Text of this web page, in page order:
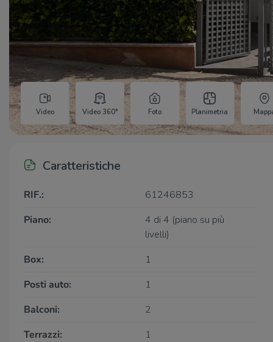
Video Video 360° Foto Planimetria
Caratteristiche
RIF.:
61246853
Piano:
4 di 4 (piano su più
livelli)
Box:
1
Posti auto:
1
Balconi:
2
Terrazzi:
1